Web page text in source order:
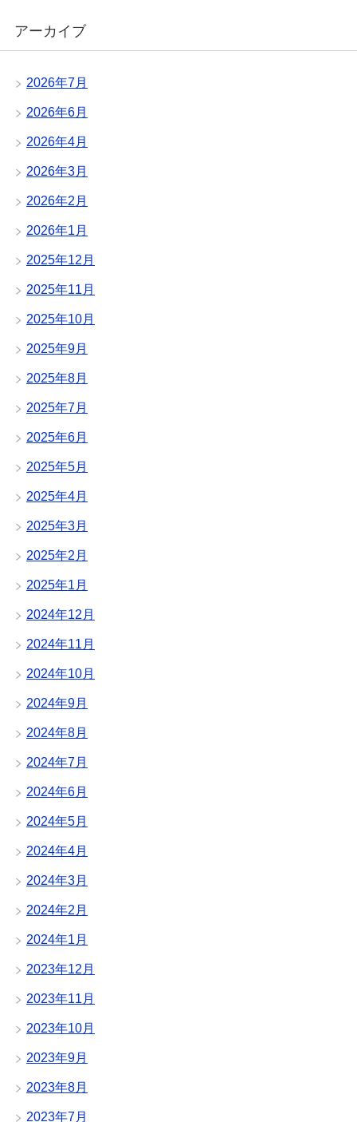
アーカイブ
2026年7月
2026年6月
2026年4月
2026年3月
2026年2月
2026年1月
2025年12月
2025年11月
2025年10月
2025年9月
2025年8月
2025年7月
2025年6月
2025年5月
2025年4月
2025年3月
2025年2月
2025年1月
2024年12月
2024年11月
2024年10月
2024年9月
2024年8月
2024年7月
2024年6月
2024年5月
2024年4月
2024年3月
2024年2月
2024年1月
2023年12月
2023年11月
2023年10月
2023年9月
2023年8月
2023年7月